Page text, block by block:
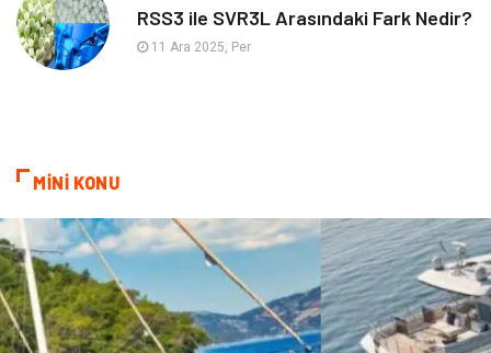
RSS3 ile SVR3L Arasındaki Fark Nedir?
11 Ara 2025, Per
MİNİ KONU